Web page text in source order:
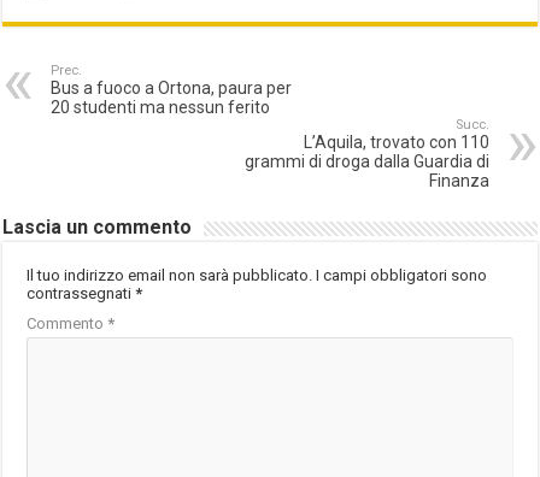
Prec.
Bus a fuoco a Ortona, paura per
20 studenti ma nessun ferito
Succ.
L’Aquila, trovato con 110
grammi di droga dalla Guardia di
Finanza
Lascia un commento
Il tuo indirizzo email non sarà pubblicato. I campi obbligatori sono
contrassegnati*
Commento*